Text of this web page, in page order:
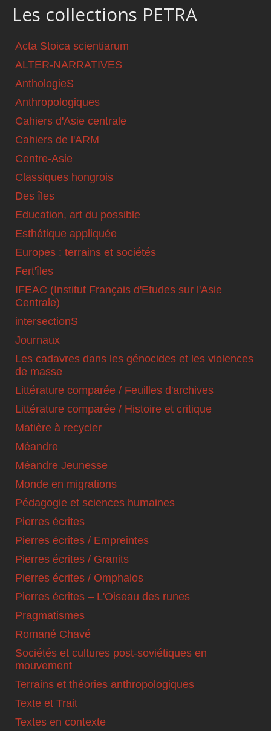
Les collections PETRA
Acta Stoica scientiarum
ALTER-NARRATIVES
AnthologieS
Anthropologiques
Cahiers d'Asie centrale
Cahiers de l'ARM
Centre-Asie
Classiques hongrois
Des îles
Education, art du possible
Esthétique appliquée
Europes : terrains et sociétés
Fert'îles
IFEAC (Institut Français d'Etudes sur l'Asie
Centrale)
intersectionS
Journaux
Les cadavres dans les génocides et les violences
de masse
Littérature comparée / Feuilles d'archives
Littérature comparée / Histoire et critique
Matière à recycler
Méandre
Méandre Jeunesse
Monde en migrations
Pédagogie et sciences humaines
Pierres écrites
Pierres écrites / Empreintes
Pierres écrites / Granits
Pierres écrites / Omphalos
Pierres écrites – L'Oiseau des runes
Pragmatismes
Romané Chavé
Sociétés et cultures post-soviétiques en
mouvement
Terrains et théories anthropologiques
Texte et Trait
Textes en contexte